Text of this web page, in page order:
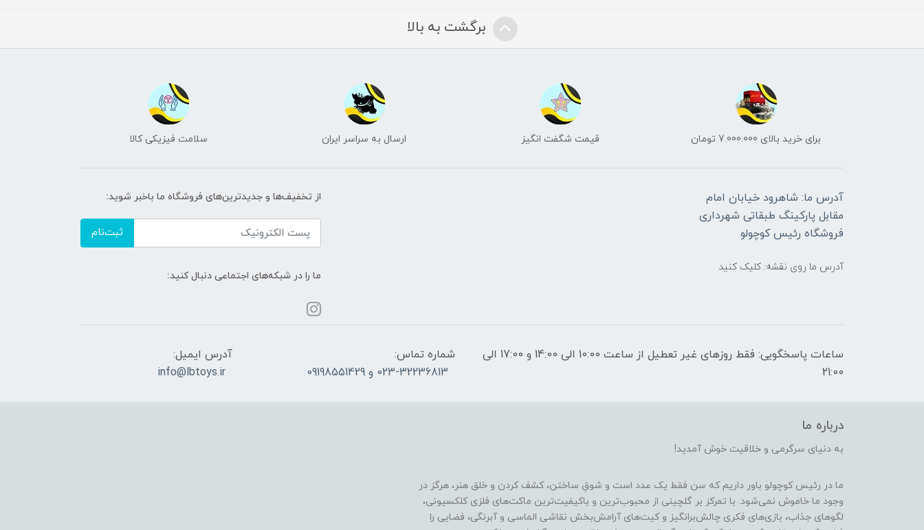
برگشت به بالا
برای خرید بالای 7.000.000 تومان قیمت شگفت انگیز ارسال به سراسر ایران سلامت فیزیکی کالا
آدرس ما: شاهرود خیابان امام
مقابل پارکینگ طبقاتی شهرداری
فروشگاه رئیس کوچولو
آدرس ما روی نقشه: کلیک کنید
از تخفیف‌ها و جدیدترین‌های فروشگاه ما باخبر شوید:
ثبت‌نام
ما را در شبکه‌های اجتماعی دنبال کنید:
ساعات پاسخگویی: فقط روزهای غیر تعطیل از ساعت 10:00 الی 14:00 و 17:00 الی
21:00
شماره تماس:
023-32236813 و 09198551429
آدرس ایمیل:
info@lbtoys.ir
درباره ما
به دنیای سرگرمی و خلاقیت خوش آمدید!
ما در رئیس کوچولو باور داریم که سن فقط یک عدد است و شوقِ ساختن، کشف کردن و خلق هنر، هرگز در
وجود ما خاموش نمی‌شود. با تمرکز بر گلچینی از محبوب‌ترین و باکیفیت‌ترین ماکت‌های فلزی کلکسیونی،
لگوهای جذاب، بازی‌های فکری چالش‌برانگیز و کیت‌های آرامش‌بخش نقاشی الماسی و آبرنگی، فضایی را